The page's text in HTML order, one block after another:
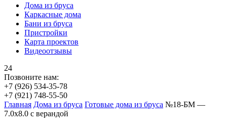
Дома из бруса
Каркасные дома
Бани из бруса
Пристройки
Карта проектов
Видеоотзывы
24
Позвоните нам:
+7 (926) 534-35-78
+7 (921) 748-55-50
Главная Дома из бруса Готовые дома из бруса №18-БМ —
7.0х8.0 с верандой